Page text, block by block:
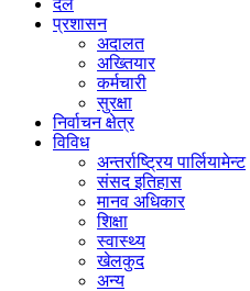
दल
प्रशासन
अदालत
अख्तियार
कर्मचारी
सुरक्षा
निर्वाचन क्षेत्र
विविध
अन्तर्राष्ट्रिय पार्लियामेन्ट
संसद इतिहास
मानव अधिकार
शिक्षा
स्वास्थ्य
खेलकुद
अन्य